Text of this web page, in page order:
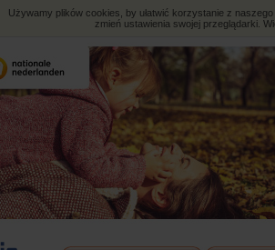
Używamy plików cookies, by ułatwić korzystanie z
zmień ustawienia swojej przeglądarki.